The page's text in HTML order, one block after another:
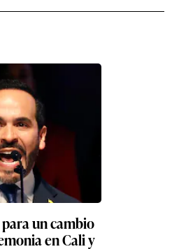
un cambio
en Cali y